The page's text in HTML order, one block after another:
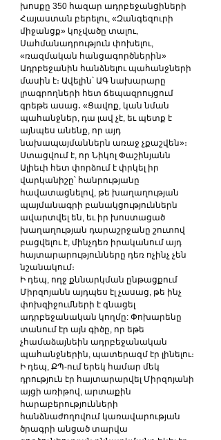
խոսքը 350 հազար ադրբեջանցիների
Հայաստան բերելու, «Զանգեզուրի
միջանցք» կոչվածը տալու,
Սահմանադրություն փոխելու,
«ռազմական հանցագործներին»
Ադրբեջանին հանձնելու պահանջների
մասին է։ Ավելին՝ ԱԳ նախարարը
լրագրողների հետ ճեպազրույցում
գրեթե ասաց․ «Ցավոք, կան նման
պահանջներ, դա լավ չէ, եւ պետք է
այնպես անենք, որ այդ
նախապայմաններն առաջ չքաշվեն»։
Ստացվում է, որ Նիկոլ Փաշինյանն
Ալիեւի հետ փորձում է փրկել իր
վարկանիշը՝ հանրությանը
հավատացնելով, թե խաղաղության
պայմանագրի բանակցություններն
ավարտվել են, եւ իր խոստացած
խաղաղության դարաշրջանը շուտով
բացվելու է, մինչդեռ իրականում այդ
հայտարարությունները դեռ ոչինչ չեն
նշանակում։
Ի դեպ, ողջ քննարկման ընթացքում
Միրզոյանն այդպես էլ չասաց, թե ինչ
փոխզիջումների է գնացել
ադրբեջանական կողմը: Փոխարենը
տանում էր այն գիծը, որ եթե
չհամաձայնեին ադրբեջանական
պահանջներին, պատերազմ էր լինելու։
Ի դեպ, ՔՊ-ում երեկ համար մեկ
դրություն էր հայտարարվել Միրզոյանի
այցի առիթով, արտաքին
հարաբերությունների
հանձնաժողովում կառավարության
ծրագրի անցած տարվա